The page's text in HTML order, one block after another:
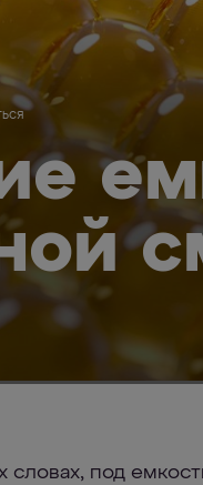
словах, под